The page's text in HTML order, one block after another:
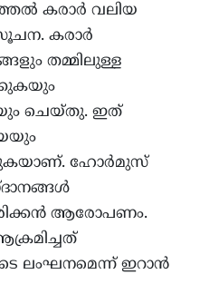
കരാർ വലിയ
കരാർ
തമ്മിലുള്ള
ചെയ്തു. ഇത്
ഹോർമുസ്
ആരോപണം.
ലംഘനമെന്ന് ഇറാൻ